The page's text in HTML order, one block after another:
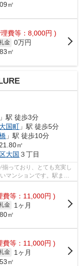
㎡
費等：8,000円 )
金 0万円
㎡
」駅 徒歩3分
大国町 」駅 徒歩5分
」駅 徒歩10分
㎡
大国 ３丁目
っており、とても充実し
マンションです。駅まで
費等：11,000円 )
金
1ヶ月
㎡
費等：11,000円 )
金
1ヶ月
㎡